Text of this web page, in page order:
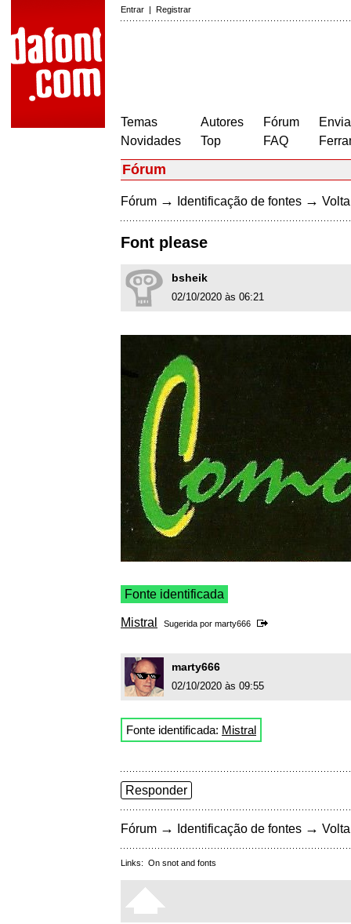
Entrar | Registrar
Temas
Novidades
Autores
Top
Fórum
FAQ
Fórum
Fórum → Identificação de fontes →
Font please
bsheik
02/10/2020 às 06:21
Fonte identificada
Mistral Sugerida por marty666
marty666
02/10/2020 às 09:55
Fonte identificada: Mistral
Responder
Fórum → Identificação de fontes →
Links: On snot and fonts